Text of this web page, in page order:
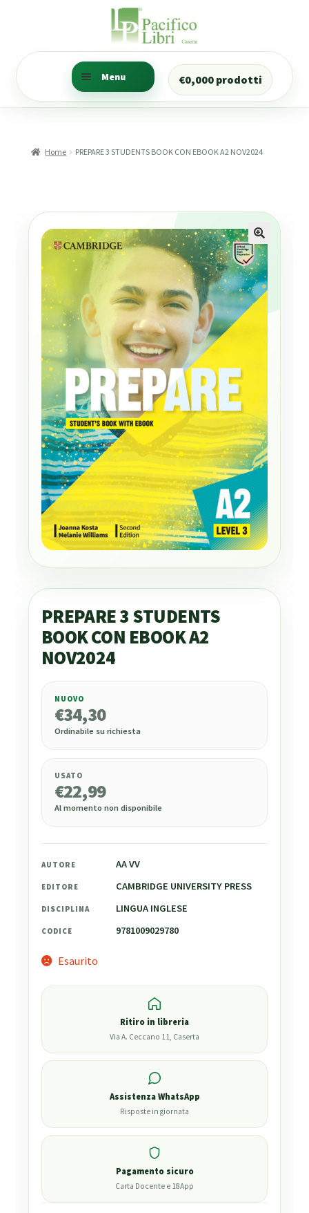
navigazione
contenuto
Menu
classe
Il mio account
CANCELLERIA
Numeratore
€0,000 prodotti
Home PREPARE 3 STUDENTS BOOK CON EBOOK A2 NOV2024
PREPARE 3 STUDENTS
BOOK CON EBOOK A2
NOV2024
34,30
NUOVO
€34,30
Ordinabile su richiesta
USATO
€22,99
Al momento non disponibile
AUTORE AA VV
EDITORE CAMBRIDGE UNIVERSITY PRESS
DISCIPLINA LINGUA INGLESE
CODICE 9781009029780
Esaurito
Ritiro in libreria
Via A. Ceccano 11, Caserta
Assistenza WhatsApp
Risposte in giornata
Pagamento sicuro
Carta Docente e 18App